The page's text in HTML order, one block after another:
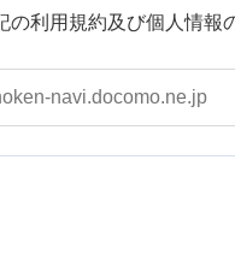
の利用規約及び個人情報